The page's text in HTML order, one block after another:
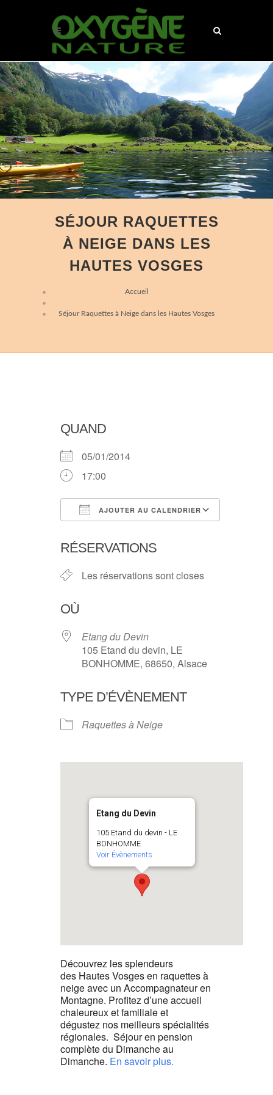
SÉJOUR RAQUETTES
À NEIGE DANS LES
HAUTES VOSGES
Accueil
Séjour Raquettes à Neige dans les Hautes Vosges
QUAND
05/01/2014
17:00
AJOUTER AU CALENDRIER
RÉSERVATIONS
Les réservations sont closes
OÙ
Etang du Devin
105 Etand du devin, LE
BONHOMME, 68650, Alsace
TYPE D’ÉVÈNEMENT
Raquettes à Neige
Etang du Devin
105 Etand du devin - LE
BONHOMME
Voir Évènements
Découvrez les splendeurs
des Hautes Vosges en raquettes à
neige avec un Accompagnateur en
Montagne. Profitez d’une accueil
chaleureux et familiale et
dégustez nos meilleurs spécialités
régionales. Séjour en pension
complète du Dimanche au
Dimanche. En savoir plus.